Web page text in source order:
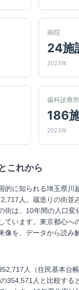
病院
24施
2023年
歯科診療所
186
2023年
これから
的に知られる埼玉県川
人。蔵造りの街並
街は、10年間の人口変
ています。東京都心へ
像を、データから読み
人（住民基本台
354,571人と比較する